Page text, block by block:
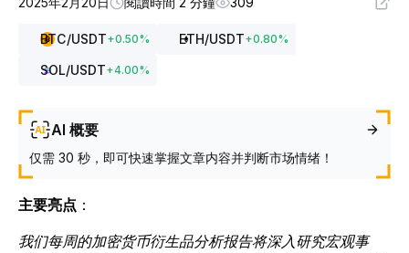
BTC/USDT+0.50% ETH/USDT+0.80%
SOL/USDT+4.00%
AI 概要
仅需 30 秒，即可快速掌握文章内容并判断市场情绪！
主要亮点 ：
我们每周的加密货币衍生品分析报告将深入研究宏观事